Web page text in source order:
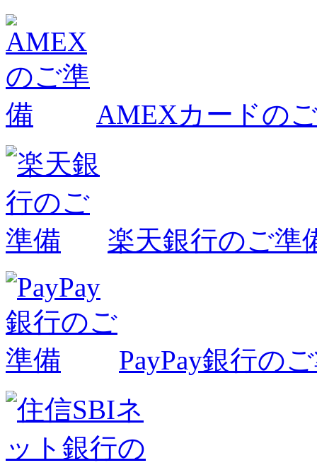
AMEXカードの
楽天銀行のご準
PayPay銀行の